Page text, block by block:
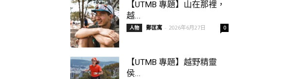
【UTMB 專題】山在那裡，
越...
人物 鄭匡寓 - 2026年6月27日 0
【UTMB 專題】越野精靈
侯...